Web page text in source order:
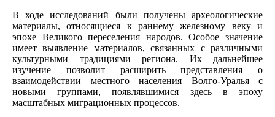
В ходе исследований были получены археологические
материалы, относящиеся к раннему железному веку и
эпохе Великого переселения народов. Особое значение
имеет выявление материалов, связанных с различными
культурными традициями региона. Их дальнейшее
изучение позволит расширить представления о
взаимодействии местного населения Волго-Уралья с
новыми группами, появлявшимися здесь в эпоху
масштабных миграционных процессов.